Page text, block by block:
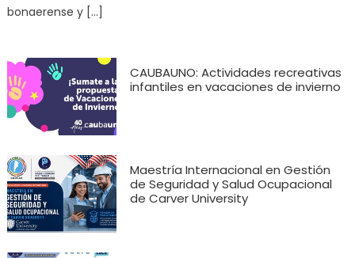
bonaerense y […]
CAUBAUNO: Actividades recreativas
infantiles en vacaciones de invierno
Maestría Internacional en Gestión
de Seguridad y Salud Ocupacional
de Carver University